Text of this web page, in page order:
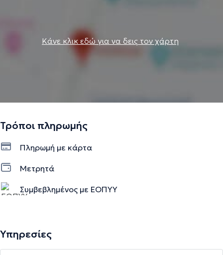
Κάνε κλικ εδώ για να δεις τον χάρτη
Τρόποι πληρωμής
Πληρωμή με κάρτα
Μετρητά
Συμβεβλημένος με ΕΟΠΥΥ
Υπηρεσίες